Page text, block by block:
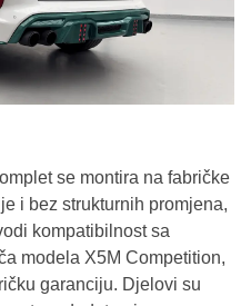
se montira na fabričke
i bez strukturnih promjena,
kompatibilnost sa
modela X5M Competition,
garanciju. Djelovi su